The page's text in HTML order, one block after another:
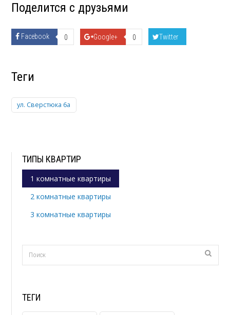
Поделится с друзьями
Facebook 0 Google+ 0 Twitter
Теги
ул. Сверстюка 6а
ТИПЫ КВАРТИР
1 комнатные квартиры
2 комнатные квартиры
3 комнатные квартиры
ТЕГИ